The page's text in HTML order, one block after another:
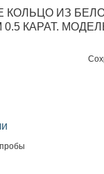
ИЗ
КАРАТ.